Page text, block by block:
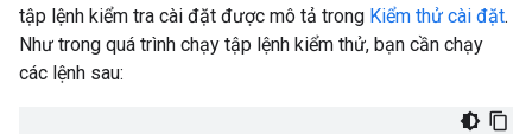
tập lệnh kiểm tra cài đặt được mô tả trong Kiểm thử cài đặt.
Như trong quá trình chạy tập lệnh kiểm thử, bạn cần chạy
các lệnh sau: